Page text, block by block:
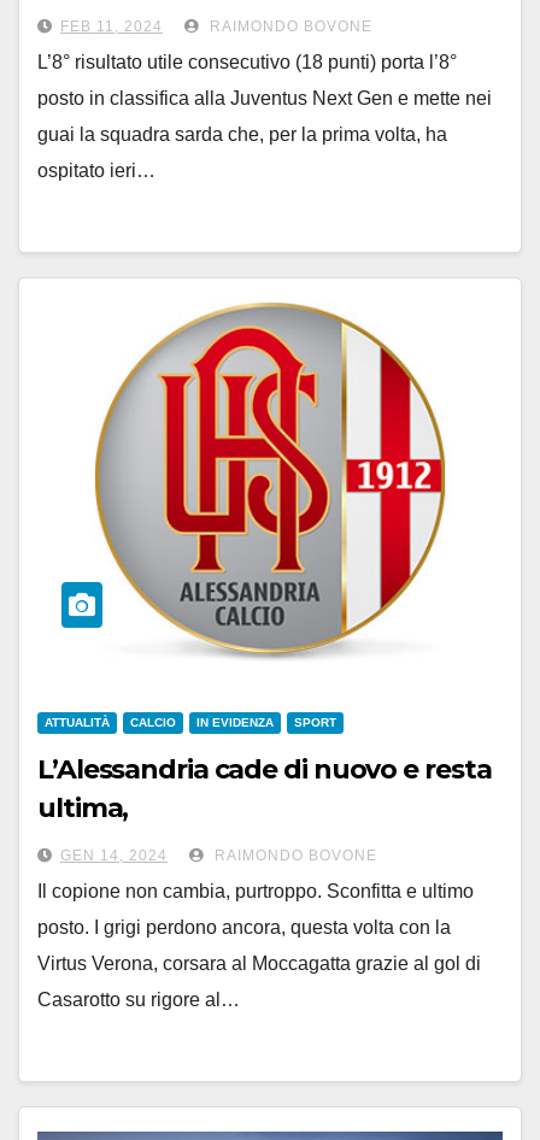
playoff
FEB 11, 2024 RAIMONDO BOVONE
L’8° risultato utile consecutivo (18 punti) porta l’8°
posto in classifica alla Juventus Next Gen e mette nei
guai la squadra sarda che, per la prima volta, ha
ospitato ieri…
ATTUALITÀ CALCIO IN EVIDENZA SPORT
L’Alessandria cade di nuovo e resta
ultima,
la Virtus Verona vince su rigore con
Casarotto
GEN 14, 2024 RAIMONDO BOVONE
Il copione non cambia, purtroppo. Sconfitta e ultimo
posto. I grigi perdono ancora, questa volta con la
Virtus Verona, corsara al Moccagatta grazie al gol di
Casarotto su rigore al…